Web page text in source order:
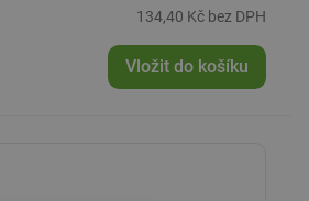
134,40 Kč bez DPH
Vložit do košíku